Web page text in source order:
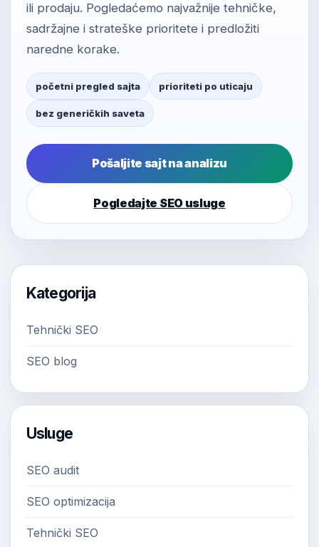
ili prodaju. Pogledaćemo najvažnije tehničke,
sadržajne i strateške prioritete i predložiti
naredne korake.
početni pregled sajta prioriteti po uticaju
bez generičkih saveta
Pošaljite sajt na analizu
Pogledajte SEO usluge
Kategorija
Tehnički SEO
SEO blog
Usluge
SEO audit
SEO optimizacija
Tehnički SEO